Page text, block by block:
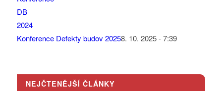
Konference Defekty budov 20258. 10. 2025 - 7:39
NEJČTENĚJŠÍ ČLÁNKY